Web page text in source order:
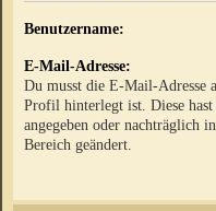
Benutzername:
E-Mail-Adresse:
Du musst die E-Mail-Adresse
Profil hinterlegt ist. Diese
angegeben oder nachträglich
Bereich geändert.